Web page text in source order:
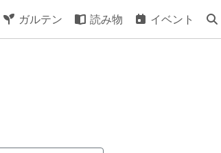
ガルテン 読み物 イベント